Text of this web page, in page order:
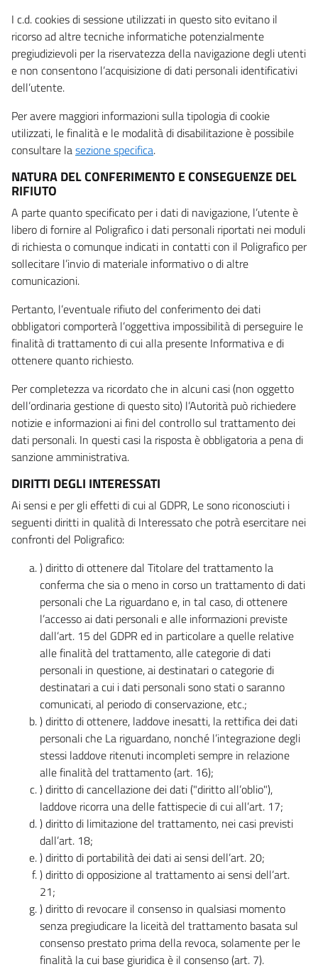
I c.d. cookies di sessione utilizzati in questo sito evitano il
ricorso ad altre tecniche informatiche potenzialmente
pregiudizievoli per la riservatezza della navigazione degli utenti
e non consentono l’acquisizione di dati personali identificativi
dell’utente.
Per avere maggiori informazioni sulla tipologia di cookie
utilizzati, le finalità e le modalità di disabilitazione è possibile
consultare lasezione specifica.
NATURA DEL CONFERIMENTO E CONSEGUENZE DEL
RIFIUTO
A parte quanto specificato per i dati di navigazione, l’utente è
libero di fornire al Poligrafico i dati personali riportati nei moduli
di richiesta o comunque indicati in contatti con il Poligrafico per
sollecitare l’invio di materiale informativo o di altre
comunicazioni.
Pertanto, l’eventuale rifiuto del conferimento dei dati
obbligatori comporterà l’oggettiva impossibilità di perseguire le
finalità di trattamento di cui alla presente Informativa e di
ottenere quanto richiesto.
Per completezza va ricordato che in alcuni casi (non oggetto
dell’ordinaria gestione di questo sito) l’Autorità può richiedere
notizie e informazioni ai fini del controllo sul trattamento dei
dati personali. In questi casi la risposta è obbligatoria a pena di
sanzione amministrativa.
DIRITTI DEGLI INTERESSATI
Ai sensi e per gli effetti di cui al GDPR, Le sono riconosciuti i
seguenti diritti in qualità di Interessato che potrà esercitare nei
confronti del Poligrafico:
) diritto di ottenere dal Titolare del trattamento la
conferma che sia o meno in corso un trattamento di dati
personali che La riguardano e, in tal caso, di ottenere
l’accesso ai dati personali e alle informazioni previste
dall’art. 15 del GDPR ed in particolare a quelle relative
alle finalità del trattamento, alle categorie di dati
personali in questione, ai destinatari o categorie di
destinatari a cui i dati personali sono stati o saranno
comunicati, al periodo di conservazione, etc.;
) diritto di ottenere, laddove inesatti, la rettifica dei dati
personali che La riguardano, nonché l’integrazione degli
stessi laddove ritenuti incompleti sempre in relazione
alle finalità del trattamento (art. 16);
) diritto di cancellazione dei dati ("diritto all’oblio"),
laddove ricorra una delle fattispecie di cui all’art. 17;
) diritto di limitazione del trattamento, nei casi previsti
dall’art. 18;
) diritto di portabilità dei dati ai sensi dell’art. 20;
) diritto di opposizione al trattamento ai sensi dell’art.
21;
) diritto di revocare il consenso in qualsiasi momento
senza pregiudicare la liceità del trattamento basata sul
consenso prestato prima della revoca, solamente per le
finalità la cui base giuridica è il consenso (art. 7).